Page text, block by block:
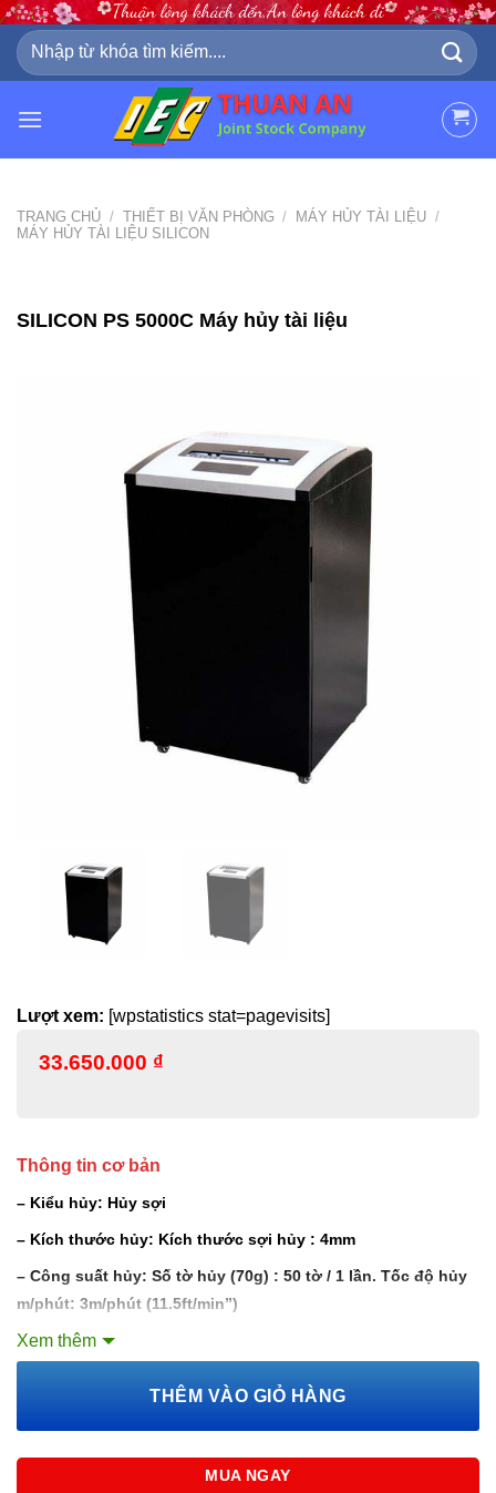
Skip
content
Tìm
kiếm:
TRANG CHỦ / THIẾT BỊ VĂN PHÒNG / MÁY HỦY TÀI LIỆU /
MÁY HỦY TÀI LIỆU SILICON
SILICON PS 5000C Máy hủy tài liệu
Lượt xem: [wpstatistics stat=pagevisits]
33.650.000 ₫
Thông tin cơ bản
– Kiểu hủy: Hủy sợi
– Kích thước hủy: Kích thước sợi hủy : 4mm
– Công suất hủy: Số tờ hủy (70g) : 50 tờ / 1 lần. Tốc độ hủy
m/phút: 3m/phút (11.5ft/min”)
– Khả năng hủy: Các trạng thái hủy : Giấy/CD/Credit Card/
Ghim cài/Ghim bấm.
Xem thêm
THÊM VÀO GIỎ HÀNG
MUA NGAY